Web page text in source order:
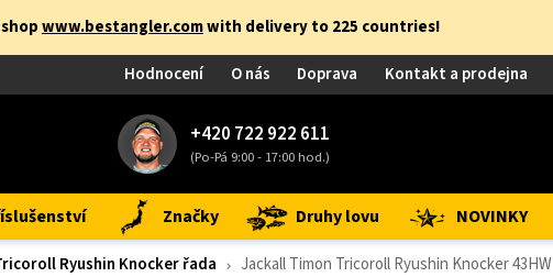
www.bestangler.comwith delivery to 225 countries!
Hodnocení O nás Doprava Kontakt a prodejna
+420 722 922 611
(Po-Pá 9:00 - 17:00 hod.)
Značky Druhy lovu NOVINKY
Ryushin Knocker řada Jackall Timon Tricoroll Ryushin Knocker 43HW